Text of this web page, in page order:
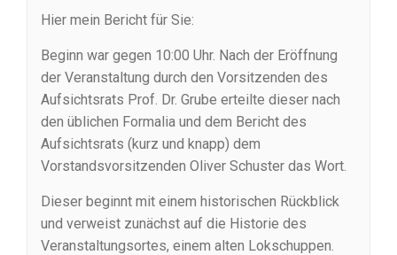
Hier mein Bericht für Sie:
Beginn war gegen 10:00 Uhr. Nach der Eröffnung
der Veranstaltung durch den Vorsitzenden des
Aufsichtsrats Prof. Dr. Grube erteilte dieser nach
den üblichen Formalia und dem Bericht des
Aufsichtsrats (kurz und knapp) dem
Vorstandsvorsitzenden Oliver Schuster das Wort.
Dieser beginnt mit einem historischen Rückblick
und verweist zunächst auf die Historie des
Veranstaltungsortes, einem alten Lokschuppen.